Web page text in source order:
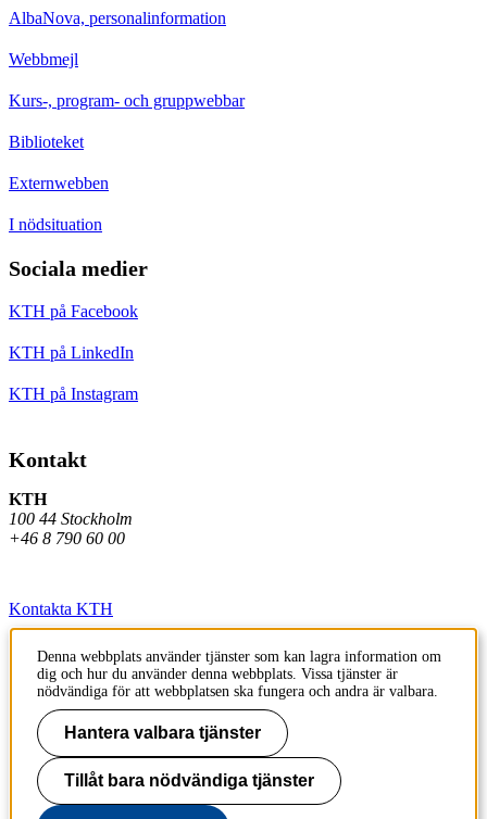
AlbaNova, personalinformation
Webbmejl
Kurs-, program- och gruppwebbar
Biblioteket
Externwebben
I nödsituation
Sociala medier
KTH på Facebook
KTH på LinkedIn
KTH på Instagram
Kontakt
KTH
100 44 Stockholm
+46 8 790 60 00
Kontakta KTH
Jobba på KTH
Press och media
Faktura och betalning KTH
Om KTH:s webbplatser
Tillgänglighetsredogörelse
Denna webbplats använder tjänster som kan lagra information om
dig och hur du använder denna webbplats. Vissa tjänster är
nödvändiga för att webbplatsen ska fungera och andra är valbara.
Hantera valbara tjänster
Tillåt bara nödvändiga tjänster